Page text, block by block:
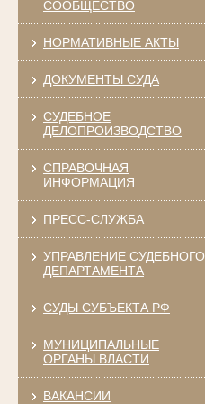
СООБЩЕСТВО
НОРМАТИВНЫЕ АКТЫ
ДОКУМЕНТЫ СУДА
СУДЕБНОЕ
ДЕЛОПРОИЗВОДСТВО
СПРАВОЧНАЯ
ИНФОРМАЦИЯ
ПРЕСС-СЛУЖБА
УПРАВЛЕНИЕ СУДЕБНОГО
ДЕПАРТАМЕНТА
СУДЫ СУБЪЕКТА РФ
МУНИЦИПАЛЬНЫЕ
ОРГАНЫ ВЛАСТИ
ВАКАНСИИ